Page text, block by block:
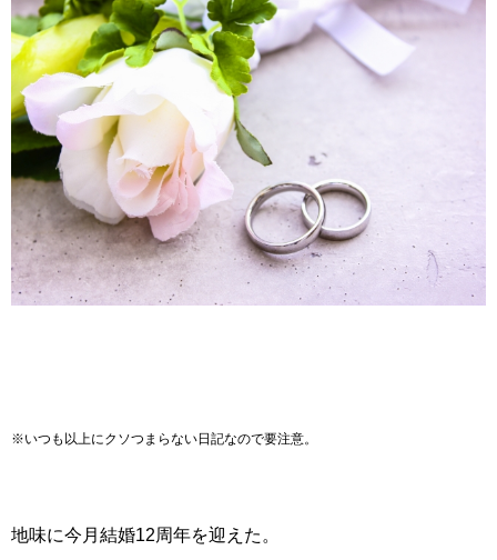
※いつも以上にクソつまらない日記なので要注意。
地味に今月結婚12周年を迎えた。